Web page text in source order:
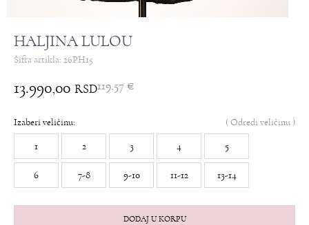
HALJINA LULOU
Šifra artikla: 26PH15
13.990,00 RSD119,57 €
Izaberi veličinu: (Odredi veličinu )
1 2 3 4 5
6 7-8 9-10 11-12 13-14
DODAJ U KORPU